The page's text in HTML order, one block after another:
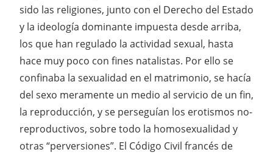
sido las religiones, junto con el Derecho del Estado
y la ideología dominante impuesta desde arriba,
los que han regulado la actividad sexual, hasta
hace muy poco con fines natalistas. Por ello se
confinaba la sexualidad en el matrimonio, se hacía
del sexo meramente un medio al servicio de un fin,
la reproducción, y se perseguían los erotismos no-
reproductivos, sobre todo la homosexualidad y
otras “perversiones”. El Código Civil francés de